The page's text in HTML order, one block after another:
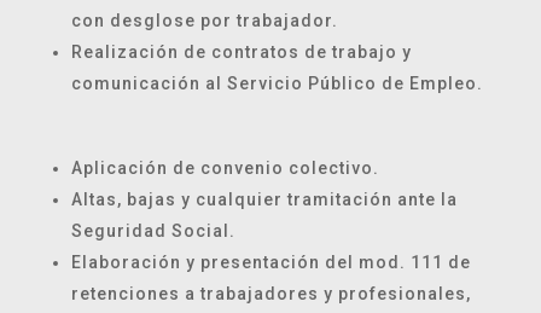
con desglose por trabajador.
Realización de contratos de trabajo y
comunicación al Servicio Público de Empleo.
Aplicación de convenio colectivo.
Altas, bajas y cualquier tramitación ante la
Seguridad Social.
Elaboración y presentación del mod. 111 de
retenciones a trabajadores y profesionales,